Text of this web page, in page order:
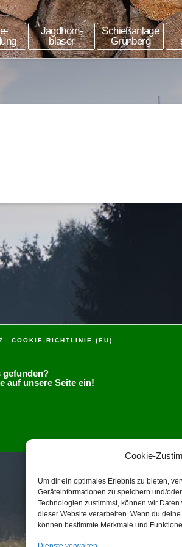
Cookie-
Um dir ein optimales Erlebnis zu bieten,
Geräteinformationen zu speichern und/
Technologien zustimmst, können wir
dieser Website verarbeiten. Wenn du
können bestimmte Merkmale und
Jagdhorn-
bläser
Schießanlage
Grünberg
COOKIE-RICHTLINIE (EU)
gefunden?
auf unsere Seite ein!